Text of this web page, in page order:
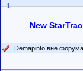
1
New
Demapinto вне форума